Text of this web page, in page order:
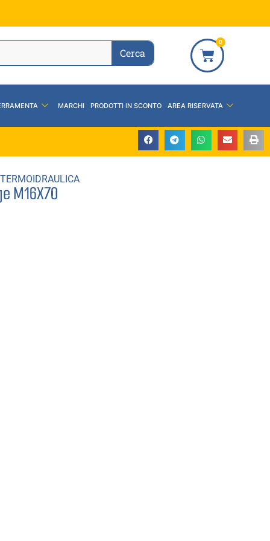
Cerca
0
MARCHI PRODOTTI IN SCONTO AREA RISERVATA
TERMOIDRAULICA
M16X70